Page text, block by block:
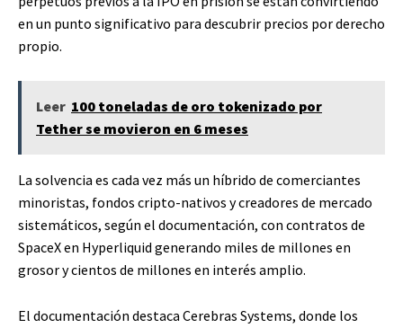
en un punto significativo para descubrir precios por derecho
propio.
Leer 100 toneladas de oro tokenizado por
Tether se movieron en 6 meses
La solvencia es cada vez más un híbrido de comerciantes
minoristas, fondos cripto-nativos y creadores de mercado
sistemáticos, según el documentación, con contratos de
SpaceX en Hyperliquid generando miles de millones en
grosor y cientos de millones en interés amplio.
El documentación destaca Cerebras Systems, donde los